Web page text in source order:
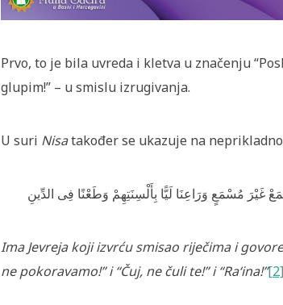
Prvo, to je bila uvreda i kletva u značenju
glupim!” – u smislu izrugivanja.
U suri Nisatakođer se ukazuje na
غَيْرَ مُسْمَعٍ وَرَاعِنَا لَيًّا بِأَلْسِنَتِهِمْ وَطَعْنًا فِى الدِّينِ
Ima Jevreja koji izvrću smisao riječima i
ne pokoravamo!” i “Čuj, ne čuli te!” i “Ra‘ina!”[2]